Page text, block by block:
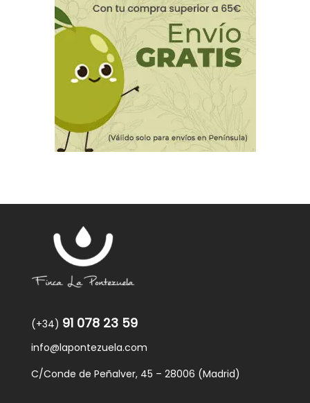
(+34) 91 078 23 59
info@lapontezuela.com
C/Conde de Peñalver, 45 – 28006 (Madrid)